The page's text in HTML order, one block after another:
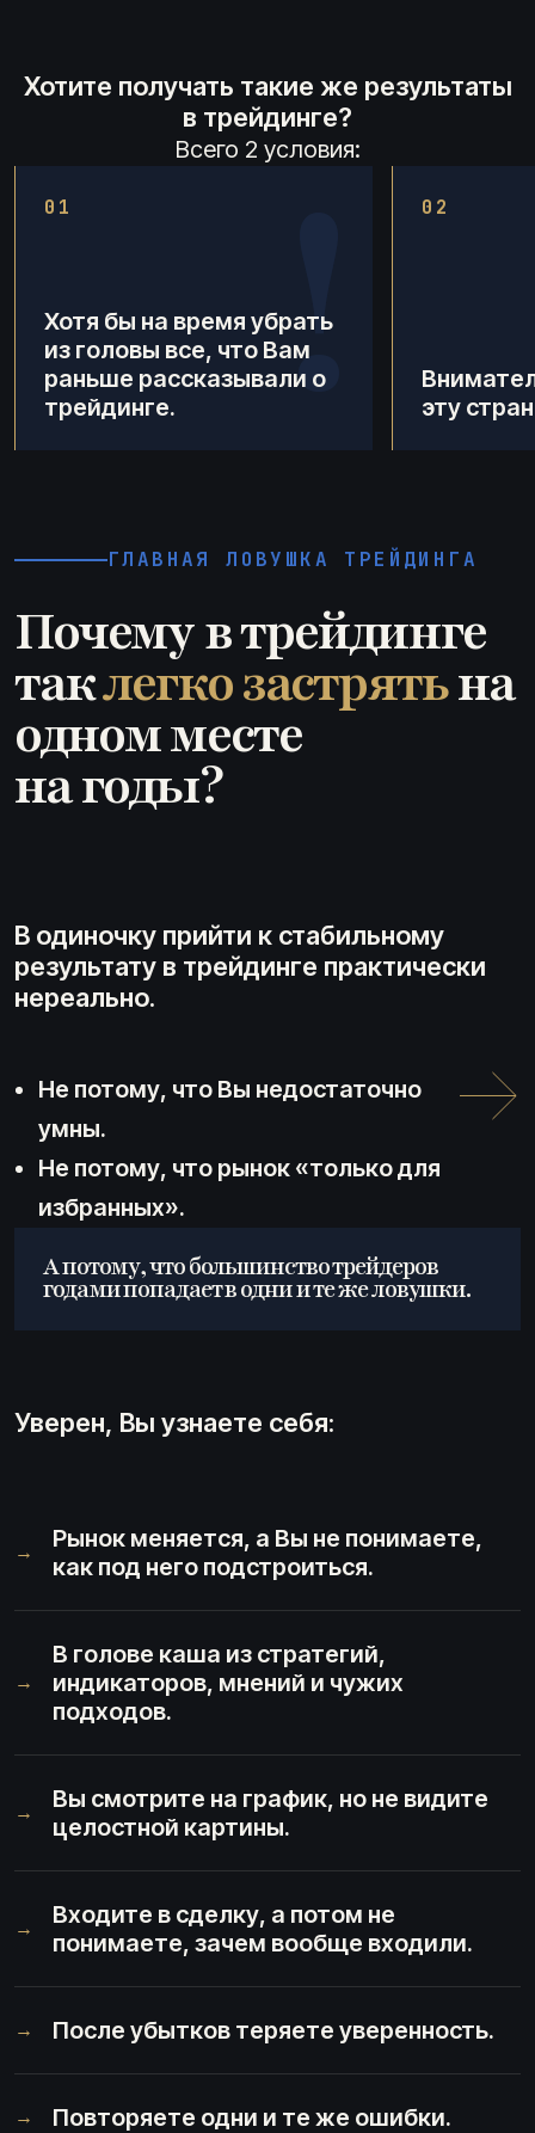
Хотите получать такие же результаты
в трейдинге?
Всего 2 условия:
01 !
Хотя бы на время убрать
из головы все, что Вам
раньше рассказывали о
трейдинге.
02
эту
ГЛАВНАЯ ЛОВУШКА ТРЕЙДИНГА
Почему в трейдинге
таклегко застрятьна
одном месте
на годы?
В одиночку прийти к стабильному
результату в трейдинге практически
нереально.
Не потому, что Вы недостаточно
умны.
Не потому, что рынок «только для
избранных».
А потому, что большинство трейдеров
годами попадает в одни и те же ловушки.
Уверен, Вы узнаете себя:
→
Рынок меняется, а Вы не понимаете,
как под него подстроиться.
→
В голове каша из стратегий,
индикаторов, мнений и чужих
подходов.
→
Вы смотрите на график, но не видите
целостной картины.
→
Входите в сделку, а потом не
понимаете, зачем вообще входили.
→ После убытков теряете уверенность.
→ Повторяете одни и те же ошибки.